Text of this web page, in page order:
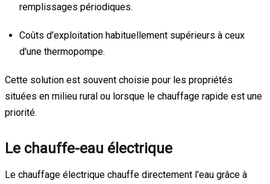
remplissages périodiques.
Coûts d'exploitation habituellement supérieurs à ceux
d'une thermopompe.
Cette solution est souvent choisie pour les propriétés
situées en milieu rural ou lorsque le chauffage rapide est une
priorité.
Le chauffe-eau électrique
Le chauffage électrique chauffe directement l'eau grâce à